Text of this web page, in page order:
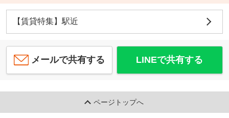
【賃貸特集】駅近
メールで共有する LINEで共有する
ページトップへ